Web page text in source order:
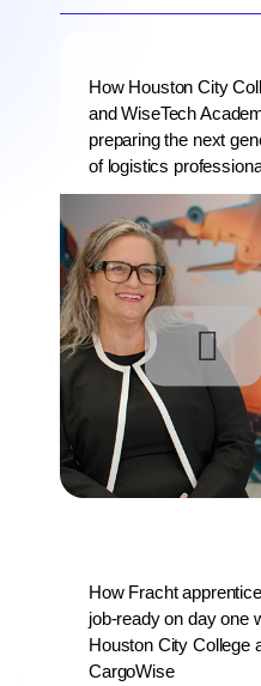
How Houston City
and WiseTech
preparing the next
of logistics
How Fracht
job-ready on day one
Houston City College
CargoWise